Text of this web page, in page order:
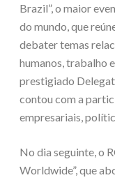
Brazil”, o maior
do mundo, que
debater temas
humanos, trabalho
prestigiado
contou com a
empresariais,
No dia seguinte, o
Worldwide”, que